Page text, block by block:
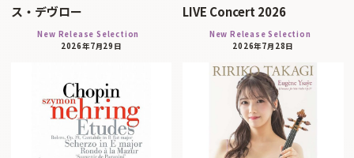
ス・デヴロー
New Release Selection
2026年7月29日
LIVE Concert 2026
New Release Selection
2026年7月28日